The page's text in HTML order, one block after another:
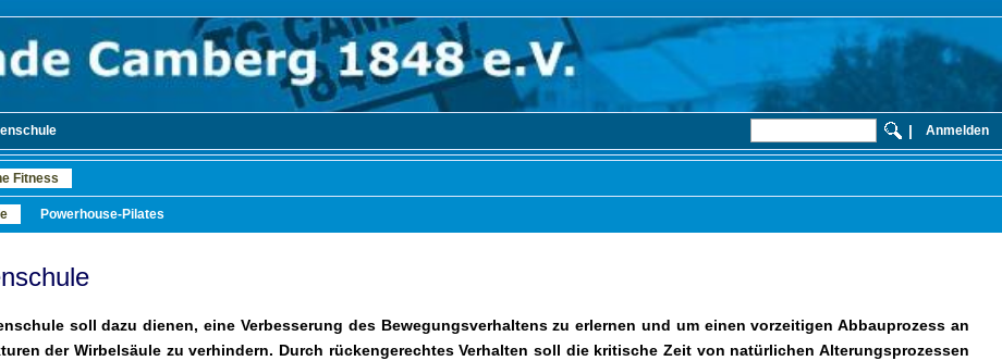
| Anmelden
Fitness
Powerhouse-Pilates
soll dazu dienen, eine Verbesserung des Bewegungsverhaltens zu erlernen und um einen vorzeitigen Abbauprozess an
der Wirbelsäule zu verhindern. Durch rückengerechtes Verhalten soll die kritische Zeit von natürlichen Alterungsprozessen